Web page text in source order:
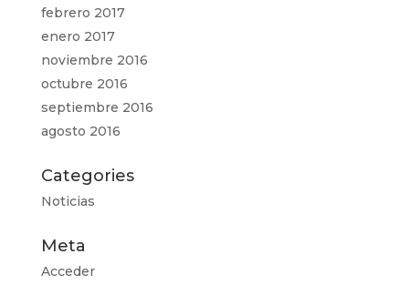
febrero 2017
enero 2017
noviembre 2016
octubre 2016
septiembre 2016
agosto 2016
Categories
Noticias
Meta
Acceder